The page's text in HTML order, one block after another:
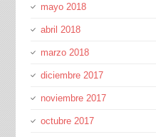
mayo 2018
abril 2018
marzo 2018
diciembre 2017
noviembre 2017
octubre 2017